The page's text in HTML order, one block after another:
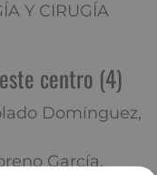
Y CIRUGÍA
centro (4)
Domínguez,
García,